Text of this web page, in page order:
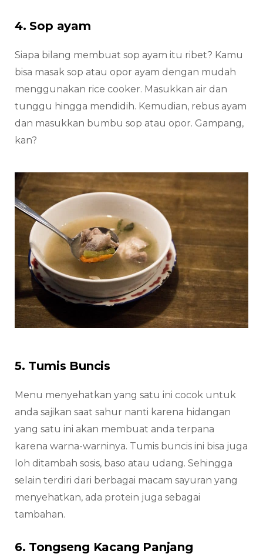
4. Sop ayam
Siapa bilang membuat sop ayam itu ribet? Kamu
bisa masak sop atau opor ayam dengan mudah
menggunakan rice cooker. Masukkan air dan
tunggu hingga mendidih. Kemudian, rebus ayam
dan masukkan bumbu sop atau opor. Gampang,
kan?
5. Tumis Buncis
Menu menyehatkan yang satu ini cocok untuk
anda sajikan saat sahur nanti karena hidangan
yang satu ini akan membuat anda terpana
karena warna-warninya. Tumis buncis ini bisa juga
loh ditambah sosis, baso atau udang. Sehingga
selain terdiri dari berbagai macam sayuran yang
menyehatkan, ada protein juga sebagai
tambahan.
6. Tongseng Kacang Panjang